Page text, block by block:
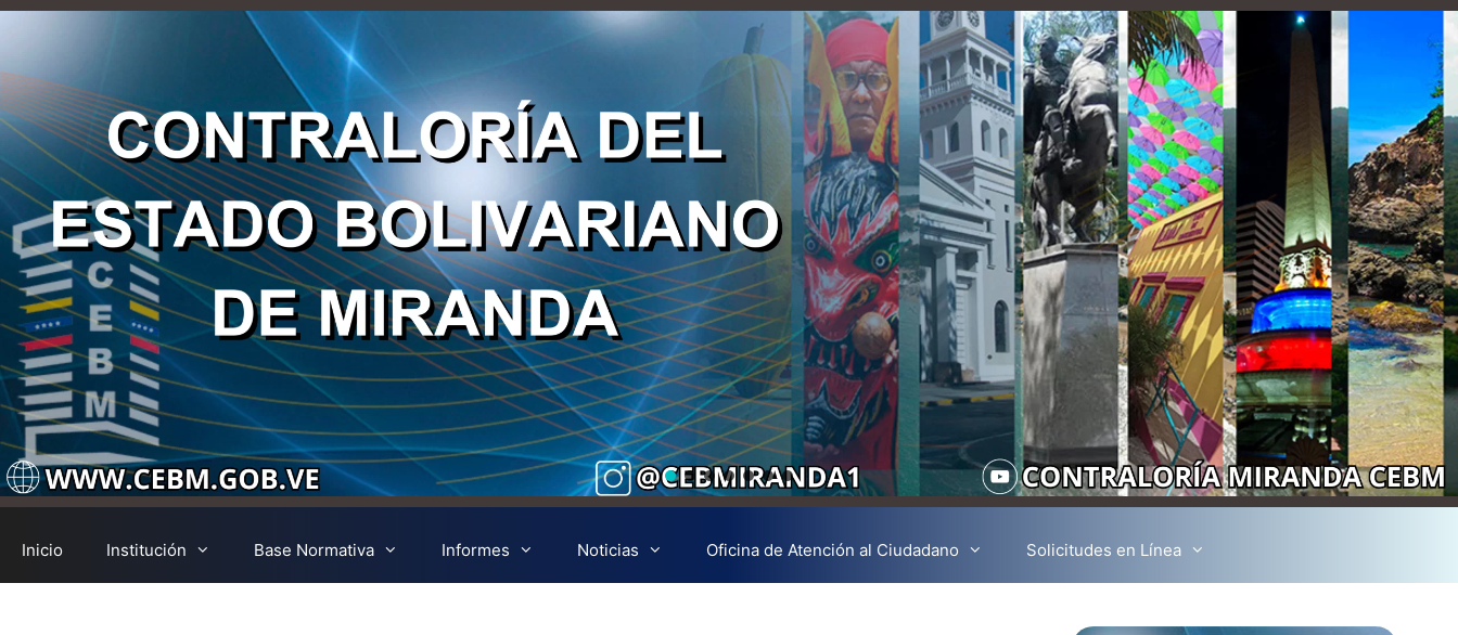
Inicio Institución Base Normativa Informes Noticias Oficina de Atención al Ciudadano Solicitudes en Línea